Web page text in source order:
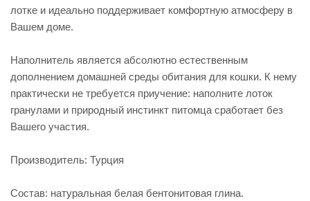
лотке и идеально поддерживает комфортную атмосферу в
Вашем доме.
Наполнитель является абсолютно естественным
дополнением домашней среды обитания для кошки. К нему
практически не требуется приучение: наполните лоток
гранулами и природный инстинкт питомца сработает без
Вашего участия.
Производитель: Турция
Состав: натуральная белая бентонитовая глина.